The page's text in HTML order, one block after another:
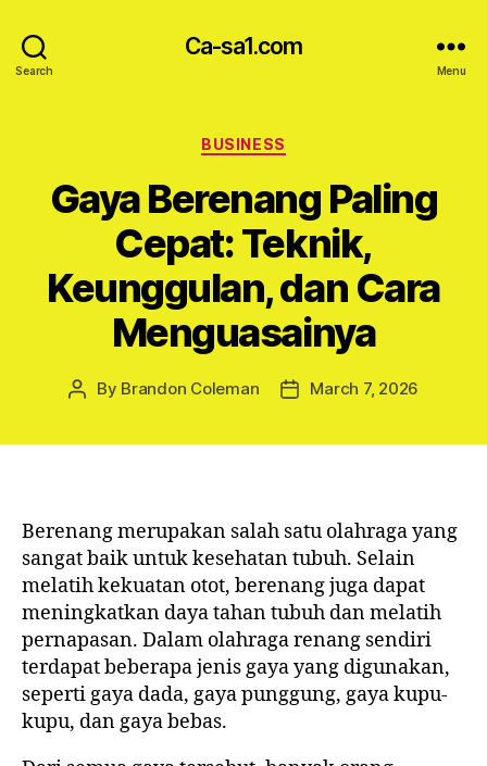
Search
Ca-sa1.com
Menu
Categories
BUSINESS
Gaya Berenang Paling
Cepat: Teknik,
Keunggulan, dan Cara
Menguasainya
Post
By Brandon Coleman
PostMarch 7, 2026
Berenang merupakan salah satu olahraga yang
sangat baik untuk kesehatan tubuh. Selain
melatih kekuatan otot, berenang juga dapat
meningkatkan daya tahan tubuh dan melatih
pernapasan. Dalam olahraga renang sendiri
terdapat beberapa jenis gaya yang digunakan,
seperti gaya dada, gaya punggung, gaya kupu-
kupu, dan gaya bebas.